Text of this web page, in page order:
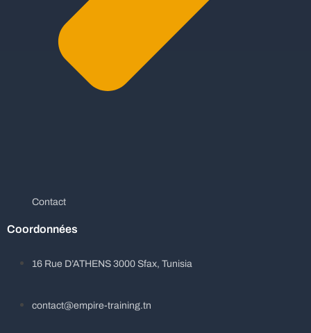
Contact
Coordonnées
16 Rue D’ATHENS 3000 Sfax, Tunisia
contact@empire-training.tn